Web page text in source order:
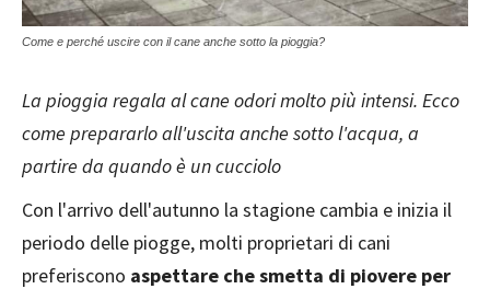
Come e perché uscire con il cane anche sotto la pioggia?
La pioggia regala al cane odori molto più intensi. Ecco
come prepararlo all'uscita anche sotto l'acqua, a
partire da quando è un cucciolo
Con l'arrivo dell'autunno la stagione cambia e inizia il
periodo delle piogge, molti proprietari di cani
preferiscono aspettare che smetta di piovere per